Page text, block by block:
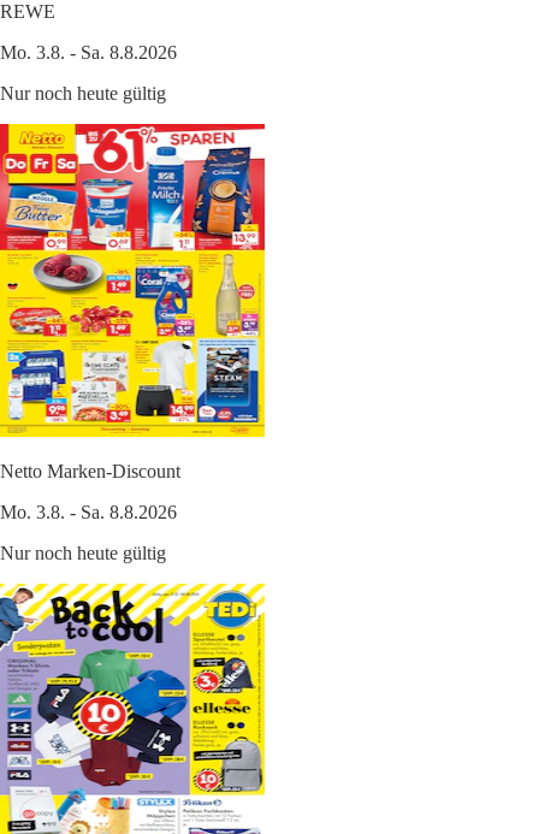
REWE
Mo. 3.8. - Sa. 8.8.2026
Nur noch heute gültig
Netto Marken-Discount
Mo. 3.8. - Sa. 8.8.2026
Nur noch heute gültig